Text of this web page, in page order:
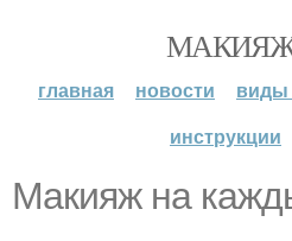
МАКИЯЖ
главная новости виды
инструкции
Макияж на